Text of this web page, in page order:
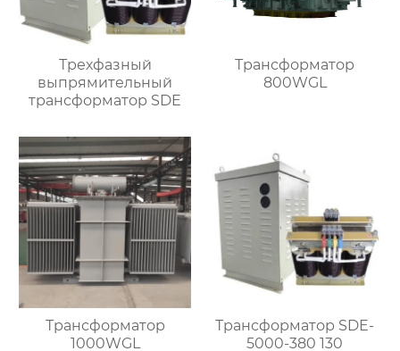
Трехфазный
выпрямительный
трансформатор SDE
Трансформатор
800WGL
Трансформатор
1000WGL
Трансформатор SDE-
5000-380 130